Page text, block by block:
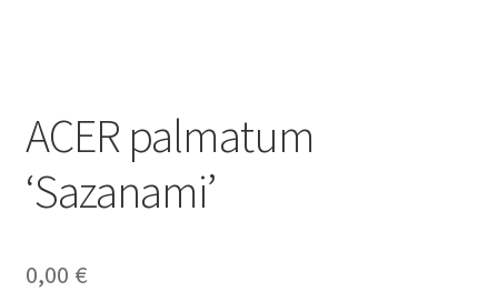
ACER palmatum
‘Sazanami’
0,00 €